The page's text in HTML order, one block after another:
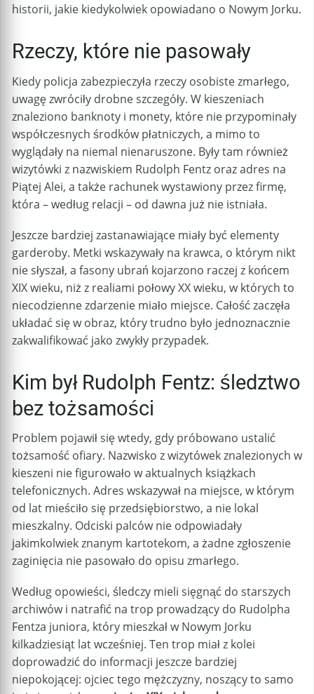
historii, jakie kiedykolwiek opowiadano o Nowym Jorku.
Rzeczy, które nie pasowały
Kiedy policja zabezpieczyła rzeczy osobiste zmarłego,
uwagę zwróciły drobne szczegóły. W kieszeniach
znaleziono banknoty i monety, które nie przypominały
współczesnych środków płatniczych, a mimo to
wyglądały na niemal nienaruszone. Były tam również
wizytówki z nazwiskiem Rudolph Fentz oraz adres na
Piątej Alei, a także rachunek wystawiony przez firmę,
która – według relacji – od dawna już nie istniała.
Jeszcze bardziej zastanawiające miały być elementy
garderoby. Metki wskazywały na krawca, o którym nikt
nie słyszał, a fasony ubrań kojarzono raczej z końcem
XIX wieku, niż z realiami połowy XX wieku, w których to
niecodzienne zdarzenie miało miejsce. Całość zaczęła
układać się w obraz, który trudno było jednoznacznie
zakwalifikować jako zwykły przypadek.
Kim był Rudolph Fentz: śledztwo
bez tożsamości
Problem pojawił się wtedy, gdy próbowano ustalić
tożsamość ofiary. Nazwisko z wizytówek znalezionych w
kieszeni nie figurowało w aktualnych książkach
telefonicznych. Adres wskazywał na miejsce, w którym
od lat mieściło się przedsiębiorstwo, a nie lokal
mieszkalny. Odciski palców nie odpowiadały
jakimkolwiek znanym kartotekom, a żadne zgłoszenie
zaginięcia nie pasowało do opisu zmarłego.
Według opowieści, śledczy mieli sięgnąć do starszych
archiwów i natrafić na trop prowadzący do Rudolpha
Fentza juniora, który mieszkał w Nowym Jorku
kilkadziesiąt lat wcześniej. Ten trop miał z kolei
doprowadzić do informacji jeszcze bardziej
niepokojącej: ojciec tego mężczyzny, noszący to samo